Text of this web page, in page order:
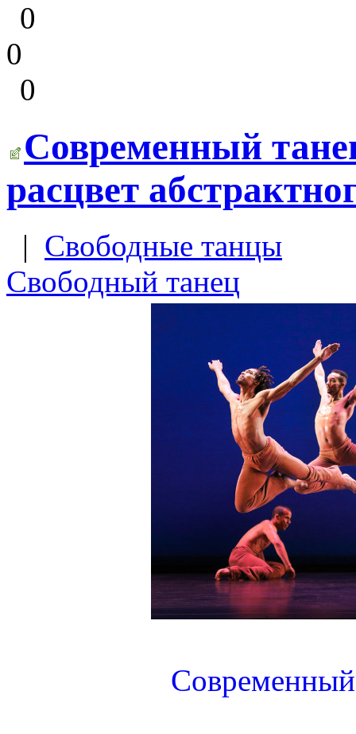
0
0
0
Современный
расцвет
| Свободные танцы
Свободный танец